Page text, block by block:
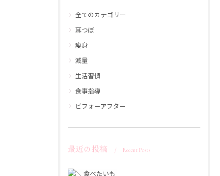
全てのカテゴリー
耳つぼ
痩身
減量
生活習慣
食事指導
ビフォーアフター
最近の投稿 Recent Posts